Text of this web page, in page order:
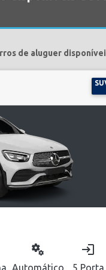
de aluguer
miscellaneous_services
Automático
login
5 Porta